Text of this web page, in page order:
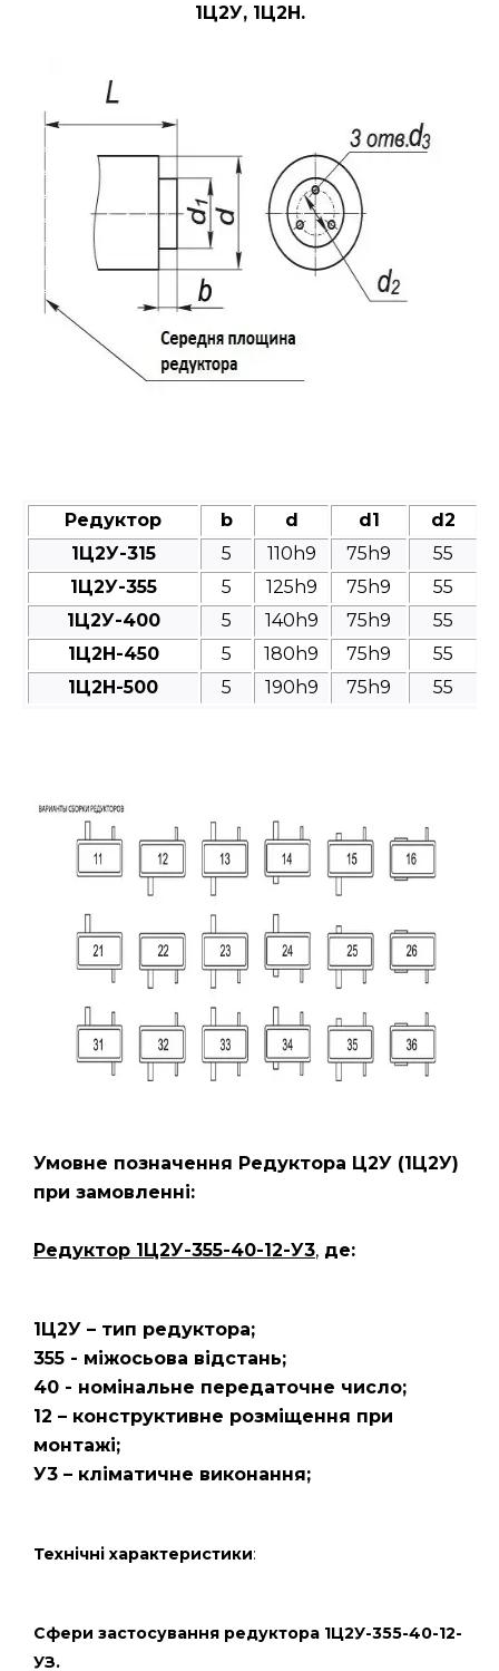
1Ц2У, 1Ц2Н.
Редуктор b d d1
d2
1Ц2У-315
5 110h9 75h9
55
1Ц2У-355
5 125h9 75h9
55
1Ц2У-400
5 140h9 75h9
55
1Ц2Н-450
5 180h9 75h9
55
1Ц2Н-500
5 190h9 75h9 55
Умовне позначення Редуктора Ц2У (1Ц2У)
при замовленні:
Редуктор 1Ц2У-355-40-12-У3, де:
1Ц2У – тип редуктора;
355 - міжосьова відстань;
40 - номінальне передаточне число;
12 – конструктивне розміщення при
монтажі;
У3 – кліматичне виконання;
Технічні характеристики:
Сфери застосування редуктора 1Ц2У-355-40-12-
УЗ.